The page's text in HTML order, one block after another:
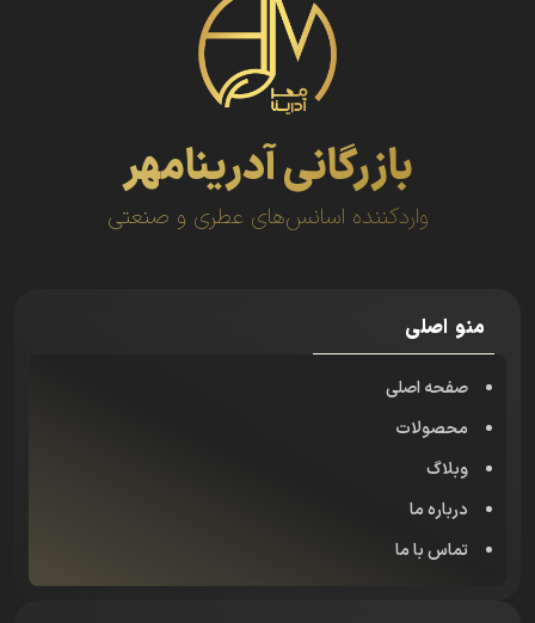
بازرگانی آدرینامهر
واردکننده اسانس‌های عطری و صنعتی
منو اصلی
صفحه اصلی
محصولات
وبلاگ
درباره ما
تماس با ما